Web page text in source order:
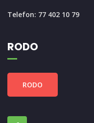
Telefon: 77 402 10 79
RODO
RODO